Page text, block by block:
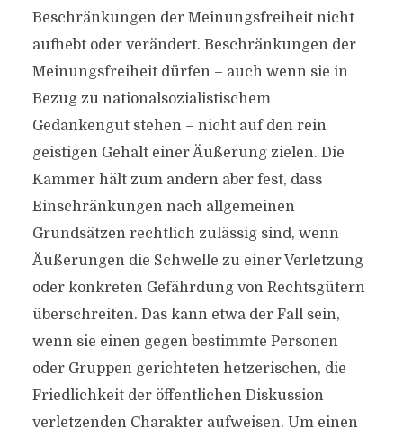
Beschränkungen der Meinungsfreiheit nicht
aufhebt oder verändert. Beschränkungen der
Meinungsfreiheit dürfen – auch wenn sie in
Bezug zu nationalsozialistischem
Gedankengut stehen – nicht auf den rein
geistigen Gehalt einer Äußerung zielen. Die
Kammer hält zum andern aber fest, dass
Einschränkungen nach allgemeinen
Grundsätzen rechtlich zulässig sind, wenn
Äußerungen die Schwelle zu einer Verletzung
oder konkreten Gefährdung von Rechtsgütern
überschreiten. Das kann etwa der Fall sein,
wenn sie einen gegen bestimmte Personen
oder Gruppen gerichteten hetzerischen, die
Friedlichkeit der öffentlichen Diskussion
verletzenden Charakter aufweisen. Um einen